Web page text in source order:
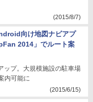
(2015/8/7)
向け地図ナビアプ
2014」でルート案
ップ。大規模施設の駐車場
内可能に
(2015/6/15)